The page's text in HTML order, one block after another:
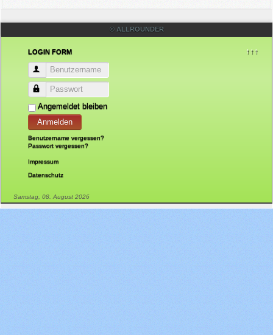
© ALLROUNDER
↑↑↑
LOGIN FORM
Benutzername
Passwort
Angemeldet bleiben
Anmelden
Benutzername vergessen?
Passwort vergessen?
Impressum
Datenschutz
Samstag, 08. August 2026